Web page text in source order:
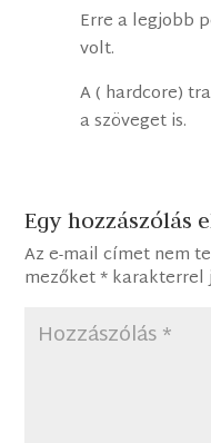
Erre a legjobb
volt.
A ( hardcore)
a szöveget is.
Egy hozzászólás
Az e-mail címet nem
mezőket*